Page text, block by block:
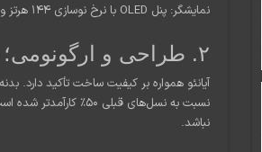
نمایشگر: پنل OLED با نرخ نوسازی ۱۴۴ هرتز و روشنایی ۱۰۰۰ نیت که تجربه بصری بی‌نظیری را رقم می‌زند.
۲. طراحی و ارگونومی؛ فراتر از یک کنسول معمولی
آیانئو همواره بر کیفیت ساخت تأکید دارد.
نباشد.